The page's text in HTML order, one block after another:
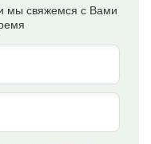
мы свяжемся с Вами